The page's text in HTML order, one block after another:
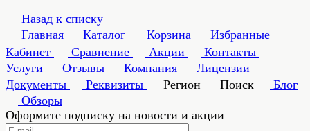
Назад к списку
Главная
Каталог Корзина
Избранные
Кабинет
Сравнение Акции
Контакты
Услуги
Отзывы Компания
Лицензии
Документы
Реквизиты Регион Поиск
Блог
Обзоры
Оформите подписку на новости и акции